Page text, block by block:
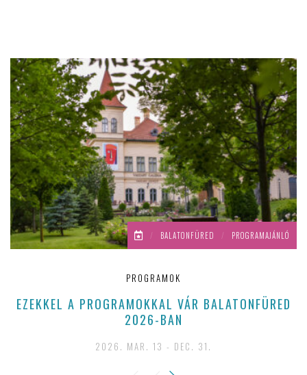
/ BALATONFÜRED / PROGRAMAJÁNLÓ
PROGRAMOK
EZEKKEL A PROGRAMOKKAL VÁR BALATONFÜRED
2026-BAN
2026. MAR. 13 - DEC. 31.